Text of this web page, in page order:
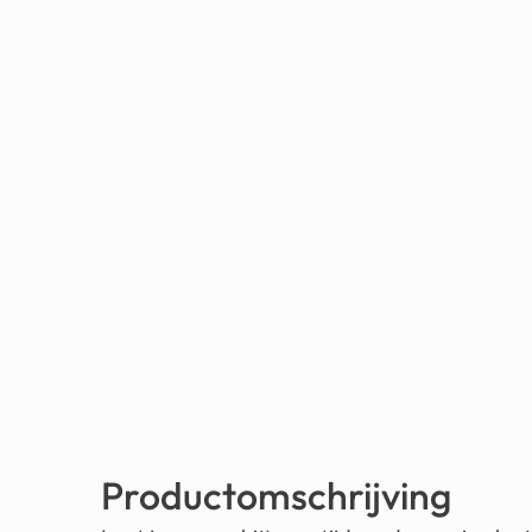
Productomschrijving